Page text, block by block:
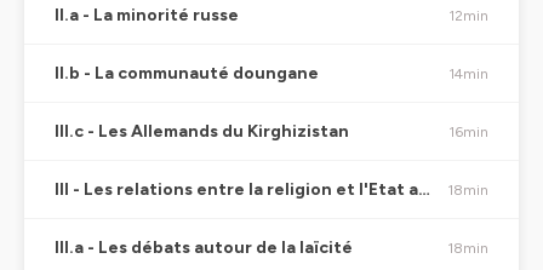
II.a - La minorité russe 12min
II.b - La communauté doungane 14min
III.c - Les Allemands du Kirghizistan 16min
III - Les relations entre la religion et l'Etat au Kirghizistan 18min
III.a - Les débats autour de la laïcité 18min